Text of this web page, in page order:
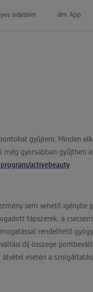
adataim dm App
gyűjteni. Minden
még gyorsabban gyűjtheti
activebeauty
sem vehető igénybe
tápszerek, a
rendelhető
díj összege
esetén a